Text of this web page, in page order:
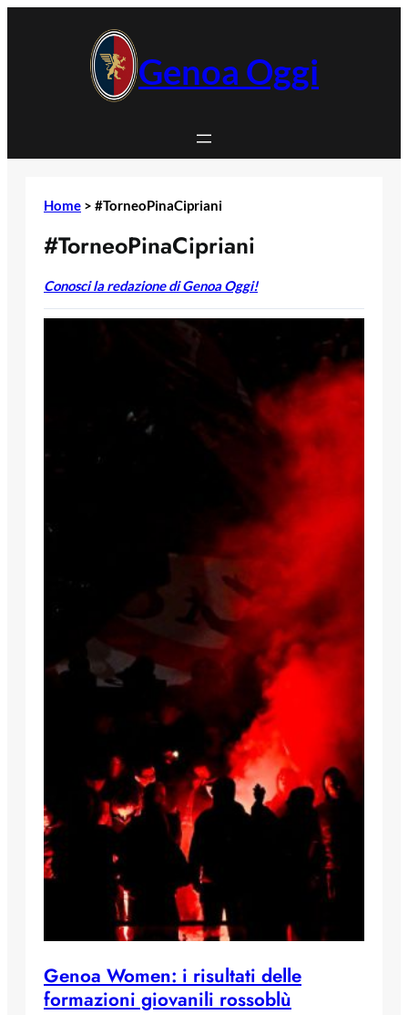
Genoa Oggi
Home > #TorneoPinaCipriani
#TorneoPinaCipriani
Conosci la redazione di Genoa Oggi!
Genoa Women: i risultati delle
formazioni giovanili rossoblù